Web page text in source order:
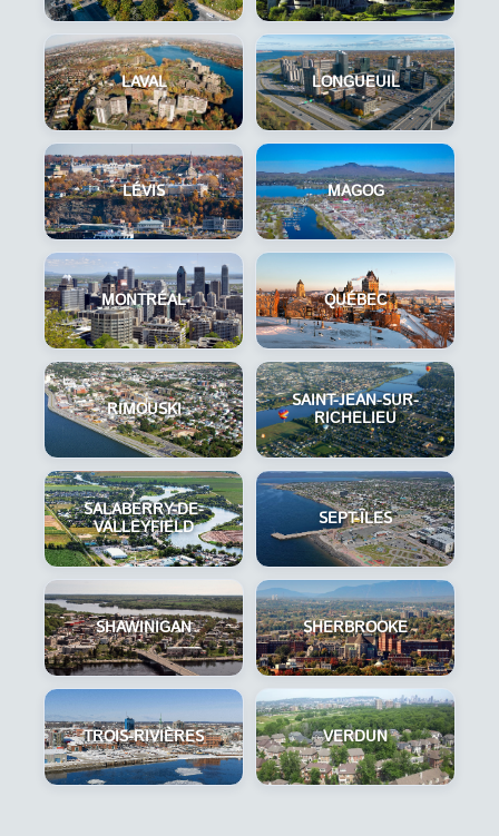
LAVAL LONGUEUIL
LÉVIS MAGOG
MONTRÉAL QUÉBEC
RIMOUSKI
SAINT-JEAN-SUR-
RICHELIEU
SALABERRY-DE-
VALLEYFIELD
SEPT-ÎLES
SHAWINIGAN SHERBROOKE
TROIS-RIVIÈRES VERDUN